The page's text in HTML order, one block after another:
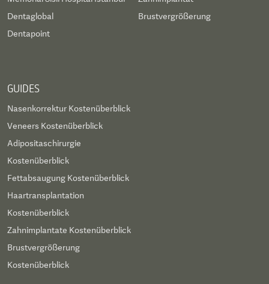
Dentaglobal
Dentapoint
Brustvergrößerung
GUIDES
Nasenkorrektur Kostenüberblick
Veneers Kostenüberblick
Adipositaschirurgie
Kostenüberblick
Fettabsaugung Kostenüberblick
Haartransplantation
Kostenüberblick
Zahnimplantate Kostenüberblick
Brustvergrößerung
Kostenüberblick